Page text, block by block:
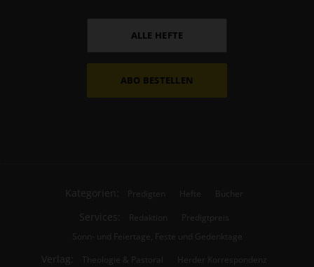
ALLE HEFTE
ABO BESTELLEN
Kategorien: Predigten Hefte Bücher
Services: Redaktion
Predigtpreis
Sonn- und Feiertage, Feste und Gedenktage
Verlag: Theologie & Pastoral
Herder Korrespondenz